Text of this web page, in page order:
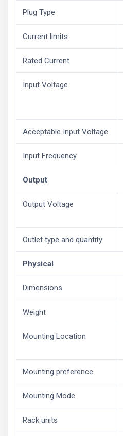
Plug Type
Current limits
Rated Current
Input Voltage
Acceptable Input Voltage
Input Frequency
Output
Output Voltage
Outlet type and quantity
Physical
Dimensions
Weight
Mounting Location
Mounting preference
Mounting Mode
Rack units